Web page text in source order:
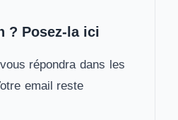
? Posez-la ici
répondra dans les
email reste